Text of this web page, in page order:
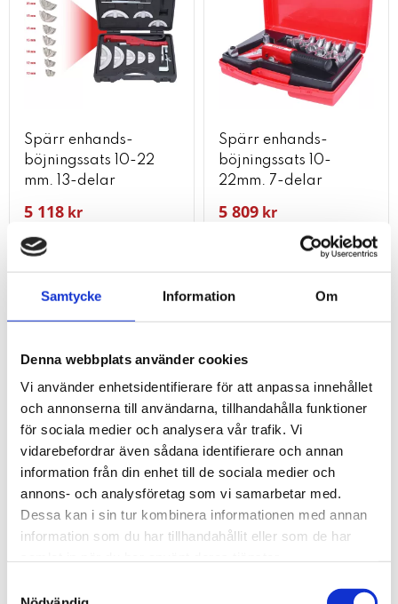
Samtycke Information Om
Denna webbplats använder cookies
Vi använder enhetsidentifierare för att anpassa innehållet
och annonserna till användarna, tillhandahålla funktioner
för sociala medier och analysera vår trafik. Vi
vidarebefordrar även sådana identifierare och annan
information från din enhet till de sociala medier och
annons- och analysföretag som vi samarbetar med.
Dessa kan i sin tur kombinera informationen med annan
information som du har tillhandahållit eller som de har
Spärr enhands-
böjningssats 10-22
mm. 13-delar
5 118 kr
Lägg till i favoriter
KÖP
Spärr enhands-
böjningssats 10-
22mm. 7-delar
5 809 kr
Spärr enhands-
Standard-tvåhands-